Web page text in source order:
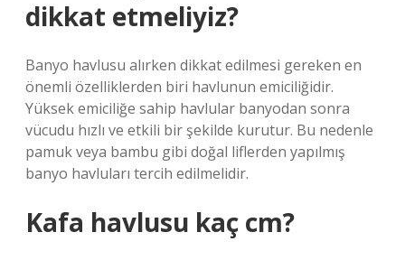
dikkat etmeliyiz?
Banyo havlusu alırken dikkat edilmesi gereken en
önemli özelliklerden biri havlunun emiciliğidir.
Yüksek emiciliğe sahip havlular banyodan sonra
vücudu hızlı ve etkili bir şekilde kurutur. Bu nedenle
pamuk veya bambu gibi doğal liflerden yapılmış
banyo havluları tercih edilmelidir.
Kafa havlusu kaç cm?